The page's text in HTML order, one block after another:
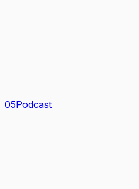
05Podcast